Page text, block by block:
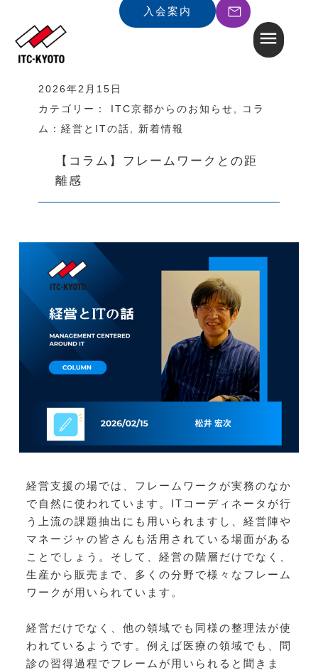
入会案内
2026年2月15日
カテゴリー：
ITC京都からのお知らせ ,
コラ
ム：経営とITの話 , 新着情報
【コラム】フレームワークとの距
離感
経営支援の場では、フレームワークが実務のなか
で自然に使われています。ITコーディネータが行
う上流の課題抽出にも用いられますし、経営陣や
マネージャの皆さんも活用されている場面がある
ことでしょう。そして、経営の階層だけでなく、
生産から販売まで、多くの分野で様々なフレーム
ワークが用いられています。
経営だけでなく、他の領域でも同様の整理法が使
われているようです。例えば医療の領域でも、問
診の習得過程でフレームが用いられると聞きま